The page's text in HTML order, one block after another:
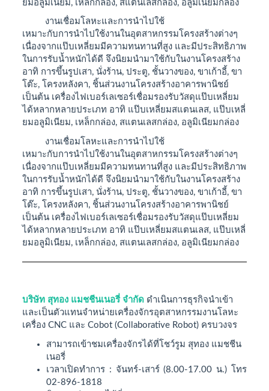
ยมอลูมิเนียม, เหล็กกล่อง, สแตนเลสกล่อง, อลูมิเนียมกล่อง
งานเชื่อมโลหะและการนำไปใช้
เหมาะกับการนำไปใช้งานในอุตสาหกรรมโครงสร้างต่างๆ
เนื่องจากแป๊บเหลี่ยมมีความทนทานที่สูง และมีประสิทธิภาพ
ในการรับน้ำหนักได้ดี จึงนิยมนำมาใช้กับในงานโครงสร้าง
อาทิ การขึ้นรูปเสา, นั่งร้าน, ประตู, ชั้นวางของ, ขาเก้าอี้, ขา
โต๊ะ, โครงหลังคา, ชิ้นส่วนงานโครงสร้างอาคารพานิชย์
เป็นต้น เครื่องไฟเบอร์เลเซอร์เชื่อมรองรับวัสดุแป๊บเหลี่ยม
ได้หลากหลายประเภท อาทิ แป๊บเหลี่ยมสแตนเลส, แป๊บเหลี่
ยมอลูมิเนียม, เหล็กกล่อง, สแตนเลสกล่อง, อลูมิเนียมกล่อง
งานเชื่อมโลหะและการนำไปใช้
เหมาะกับการนำไปใช้งานในอุตสาหกรรมโครงสร้างต่างๆ
เนื่องจากแป๊บเหลี่ยมมีความทนทานที่สูง และมีประสิทธิภาพ
ในการรับน้ำหนักได้ดี จึงนิยมนำมาใช้กับในงานโครงสร้าง
อาทิ การขึ้นรูปเสา, นั่งร้าน, ประตู, ชั้นวางของ, ขาเก้าอี้, ขา
โต๊ะ, โครงหลังคา, ชิ้นส่วนงานโครงสร้างอาคารพานิชย์
เป็นต้น เครื่องไฟเบอร์เลเซอร์เชื่อมรองรับวัสดุแป๊บเหลี่ยม
ได้หลากหลายประเภท อาทิ แป๊บเหลี่ยมสแตนเลส, แป๊บเหลี่
ยมอลูมิเนียม, เหล็กกล่อง, สแตนเลสกล่อง, อลูมิเนียมกล่อง
บริษัท สุทอง แมชชีนเนอรี่ จำกัด ดำเนินการธุรกิจนำเข้า
และเป็นตัวแทนจำหน่ายเครื่องจักรอุตสาหกรรมงานโลหะ
เครื่อง CNC และ Cobot (Collaborative Robot) ครบวงจร
สามารถเข้าชมเครื่องจักรได้ที่โชว์รูม สุทอง แมชชีน
เนอรี่
เวลาเปิดทำการ : จันทร์-เสาร์ (8.00-17.00 น.) โทร
02-896-1818